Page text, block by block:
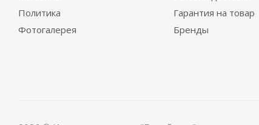
Политика
Фотогалерея
Гарантия на товар
Бренды